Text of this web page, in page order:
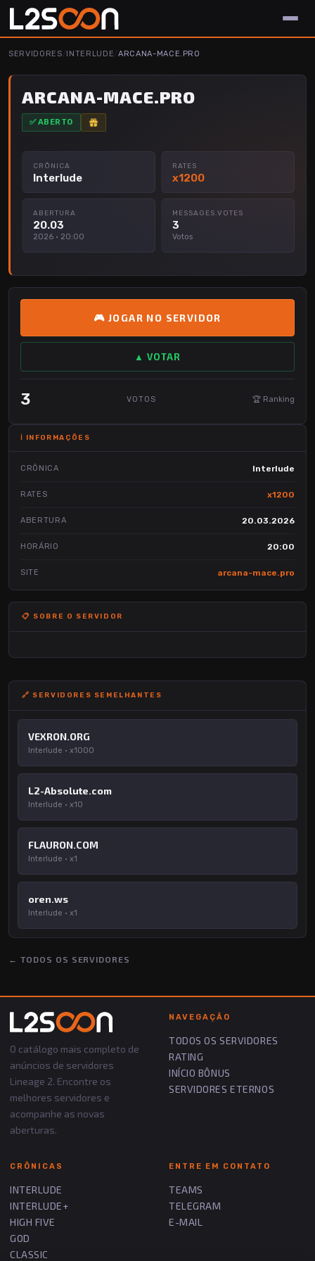
SERVIDORES/INTERLUDE/ARCANA-MACE.PRO
ARCANA-MACE.PRO
✅ ABERTO
CRÔNICA
Interlude
RATES
x1200
ABERTURA
20.03
2026 · 20:00
MESSAGES.VOTES
3
Votos
📋 SOBRE O SERVIDOR
🎮 JOGAR NO SERVIDOR
▲ VOTAR
3 VOTOS 🏆 Ranking
ℹ️ INFORMAÇÕES
CRÔNICA Interlude
RATES x1200
ABERTURA 20.03.2026
HORÁRIO 20:00
SITE arcana-mace.pro
🔗 SERVIDORES SEMELHANTES
VEXRON.ORG
Interlude · x1000
L2-Absolute.com
Interlude · x10
FLAURON.COM
Interlude · x1
oren.ws
Interlude · x1
← TODOS OS SERVIDORES
O catálogo mais completo de
anúncios de servidores
Lineage 2. Encontre os
melhores servidores e
acompanhe as novas
aberturas.
NAVEGAÇÃO
TODOS OS SERVIDORES
RATING
INÍCIO BÔNUS
SERVIDORES ETERNOS
CRÔNICAS
INTERLUDE
INTERLUDE+
HIGH FIVE
GOD
CLASSIC
ENTRE EM CONTATO
TEAMS
TELEGRAM
E-MAIL